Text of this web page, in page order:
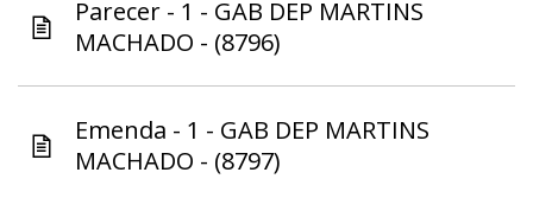
Parecer - 1 - GAB DEP MARTINS
MACHADO - (8796)
Emenda - 1 - GAB DEP MARTINS
MACHADO - (8797)